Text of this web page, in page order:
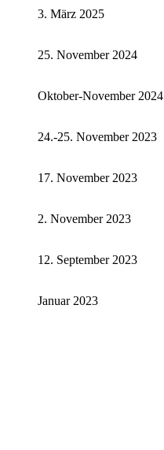
3. März 2025
25. November 2024
Oktober-November 2024
24.-25. November 2023
17. November 2023
2. November 2023
12. September 2023
Januar 2023